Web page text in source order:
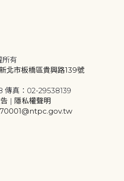
所有
北市板橋區貴興路139號
傳真：02-29538139
| 隱私權聲明